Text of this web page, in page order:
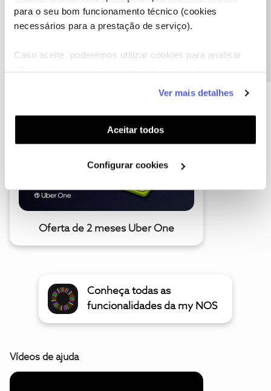
para o seu bom funcionamento técnico (cookies
necessários para a prestação de serviço).
Caso aceite, poderemos utilizar cookies para analisar
funcionalidades (cookies de personalização e
funcionalidade) e adaptar anúncios aos seus interesses
(cookies de publicidade personalizada). Pode gerir a
utilização dos cookies clicando em "Configurar
Ver mais detalhes
Aceitar todos
Configurar cookies
Oferta de 2 meses Uber One
Conheça todas as
funcionalidades da my NOS
Vídeos de ajuda